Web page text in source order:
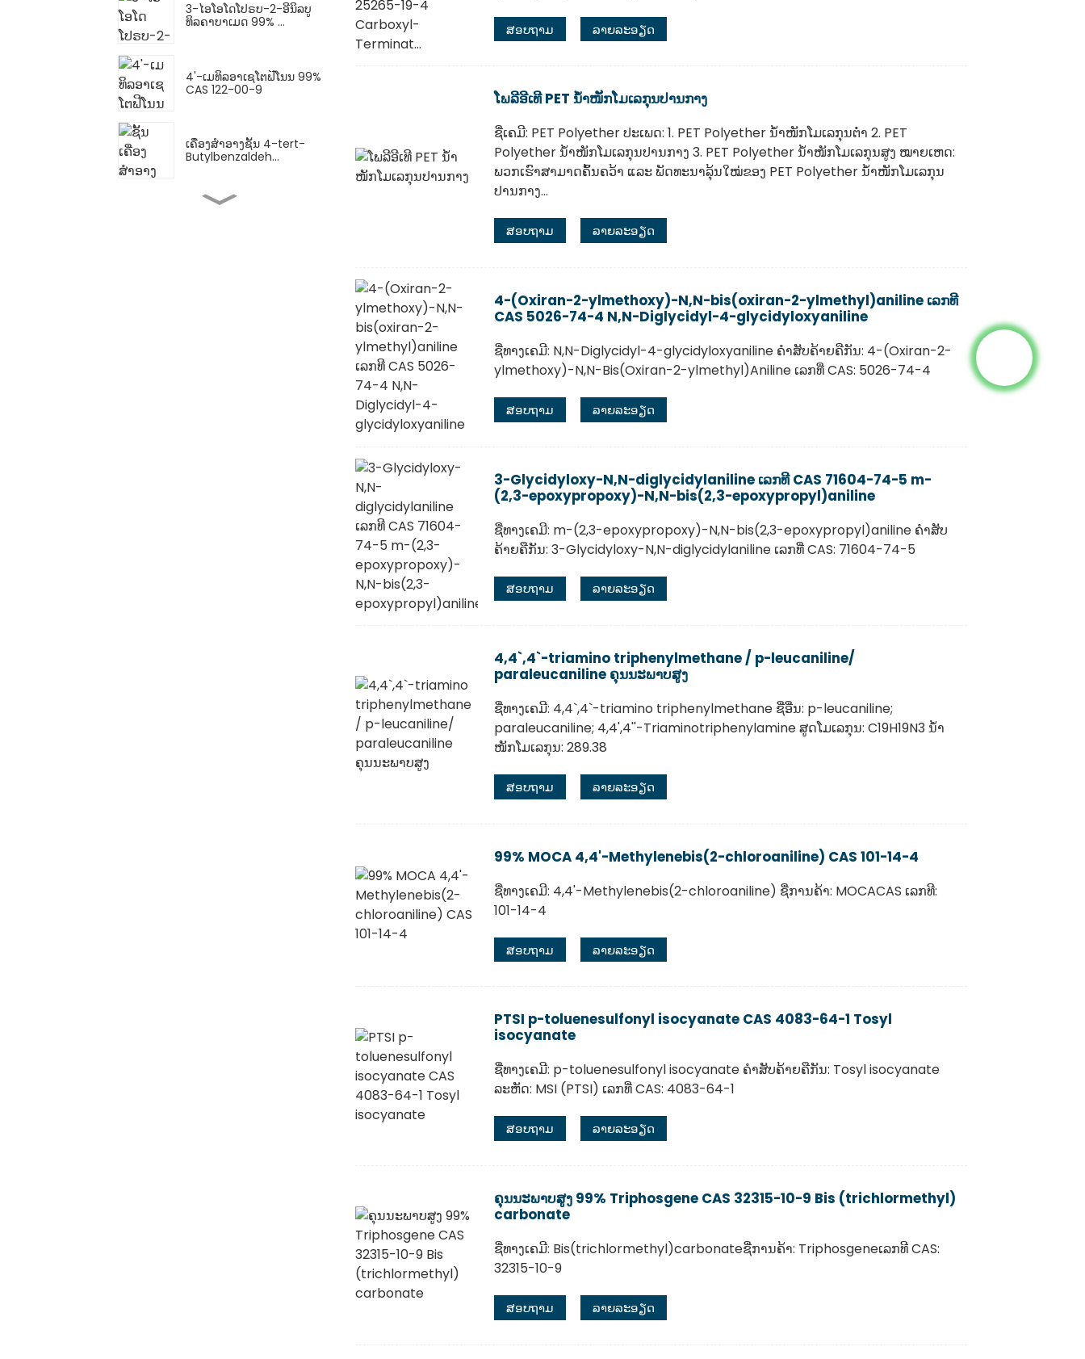
3-ໄອໂອໂດໂປຣບ-2-ອີນິລບູ
ທິລຄາບາເມດ 99% ...
4'-ເມທິລອາເຊໂຕຟີໂນນ 99%
CAS 122-00-9
ເຄື່ອງສຳອາງຊັ້ນ 4-tert-
Butylbenzaldeh...
ສອບຖາມ ລາຍລະອຽດ
ໂພລີອີເທີ PET ນ້ຳໜັກໂມເລກຸນປານກາງ
ຊື່ເຄມີ: PET Polyether ປະເພດ: 1. PET Polyether ນ້ຳໜັກໂມເລກຸນຕ່ຳ 2. PET
Polyether ນ້ຳໜັກໂມເລກຸນປານກາງ 3. PET Polyether ນ້ຳໜັກໂມເລກຸນສູງ ໝາຍເຫດ:
ພວກເຮົາສາມາດຄົ້ນຄວ້າ ແລະ ພັດທະນາລຸ້ນໃໝ່ຂອງ PET Polyether ນ້ຳໜັກໂມເລກຸນ
ປານກາງ...
ສອບຖາມ ລາຍລະອຽດ
4-(Oxiran-2-ylmethoxy)-N,N-bis(oxiran-2-ylmethyl)aniline ເລກທີ
CAS 5026-74-4 N,N-Diglycidyl-4-glycidyloxyaniline
ຊື່ທາງເຄມີ: N,N-Diglycidyl-4-glycidyloxyaniline ຄຳສັບຄ້າຍຄືກັນ: 4-(Oxiran-2-
ylmethoxy)-N,N-Bis(Oxiran-2-ylmethyl)Aniline ເລກທີ່ CAS: 5026-74-4
ສອບຖາມ ລາຍລະອຽດ
3-Glycidyloxy-N,N-diglycidylaniline ເລກທີ CAS 71604-74-5 m-
(2,3-epoxypropoxy)-N,N-bis(2,3-epoxypropyl)aniline
ຊື່ທາງເຄມີ: m-(2,3-epoxypropoxy)-N,N-bis(2,3-epoxypropyl)aniline ຄຳສັບ
ຄ້າຍຄືກັນ: 3-Glycidyloxy-N,N-diglycidylaniline ເລກທີ່ CAS: 71604-74-5
ສອບຖາມ ລາຍລະອຽດ
4,4`,4`-triamino triphenylmethane / p-leucaniline/
paraleucaniline ຄຸນນະພາບສູງ
ຊື່ທາງເຄມີ: 4,4`,4`-triamino triphenylmethane ຊື່ອື່ນ: p-leucaniline;
paraleucaniline; 4,4',4''-Triaminotriphenylamine ສູດໂມເລກຸນ: C19H19N3 ນ້ຳ
ໜັກໂມເລກຸນ: 289.38
ສອບຖາມ ລາຍລະອຽດ
99% MOCA 4,4'-Methylenebis(2-chloroaniline) CAS 101-14-4
ຊື່ທາງເຄມີ: 4,4'-Methylenebis(2-chloroaniline) ຊື່ການຄ້າ: MOCACAS ເລກທີ:
101-14-4
ສອບຖາມ ລາຍລະອຽດ
PTSI p-toluenesulfonyl isocyanate CAS 4083-64-1 Tosyl
isocyanate
ຊື່ທາງເຄມີ: p-toluenesulfonyl isocyanate ຄຳສັບຄ້າຍຄືກັນ: Tosyl isocyanate
ລະຫັດ: MSI (PTSI) ເລກທີ່ CAS: 4083-64-1
ສອບຖາມ ລາຍລະອຽດ
ຄຸນນະພາບສູງ 99% Triphosgene CAS 32315-10-9 Bis (trichlormethyl)
carbonate
ຊື່ທາງເຄມີ: Bis(trichlormethyl)carbonateຊື່ການຄ້າ: Triphosgeneເລກທີ CAS:
32315-10-9
ສອບຖາມ ລາຍລະອຽດ